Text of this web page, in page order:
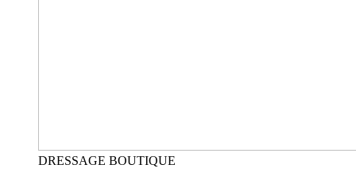
DRESSAGE BOUTIQUE